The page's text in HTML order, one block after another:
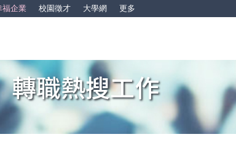
福企業 校園徵才 大學網 更多
轉職熱搜工作